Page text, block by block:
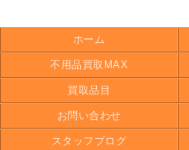
ホーム
不用品買取MAX
買取品目
お問い合わせ
スタッフブログ